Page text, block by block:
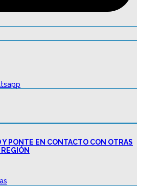
Y PONTE EN CONTACTO CON OTRAS